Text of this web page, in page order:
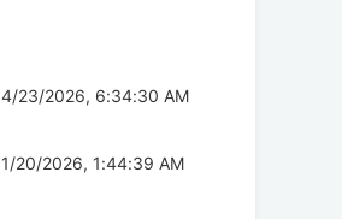
4/23/2026, 6:34:30 AM
1/20/2026, 1:44:39 AM